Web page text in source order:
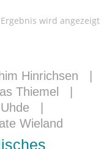
wird angezeigt
Hinrichsen
Thiemel
Wieland